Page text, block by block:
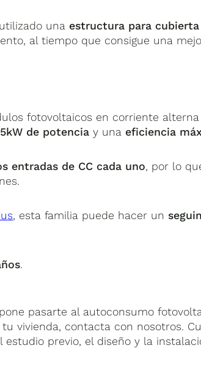
una estructura para
al tiempo que consigue una
fotovoltaicos en corriente
de potencia y una eficiencia
entradas de CC cada uno, por lo
, esta familia puede hacer un
.
pasarte al autoconsumo
vivienda, contacta con nosotros.
estudio previo, el diseño y la